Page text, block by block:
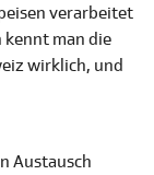
verarbeitet
kennt man die
wirklich, und
Austausch